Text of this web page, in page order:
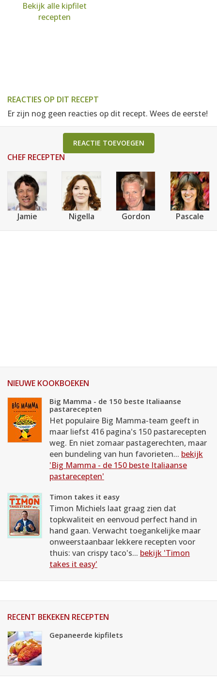
Bekijk alle kipfilet
recepten
REACTIES OP DIT RECEPT
Er zijn nog geen reacties op dit recept. Wees de eerste!
REACTIE TOEVOEGEN
CHEF RECEPTEN
Jamie Nigella Gordon Pascale
NIEUWE KOOKBOEKEN
Big Mamma - de 150 beste Italiaanse
pastarecepten
Het populaire Big Mamma-team geeft in
maar liefst 416 pagina's 150 pastarecepten
weg. En niet zomaar pastagerechten, maar
een bundeling van hun favorieten... bekijk
'Big Mamma - de 150 beste Italiaanse
pastarecepten'
Timon takes it easy
Timon Michiels laat graag zien dat
topkwaliteit en eenvoud perfect hand in
hand gaan. Verwacht toegankelijke maar
onweerstaanbaar lekkere recepten voor
thuis: van crispy taco's... bekijk 'Timon
takes it easy'
RECENT BEKEKEN RECEPTEN
Gepaneerde kipfilets